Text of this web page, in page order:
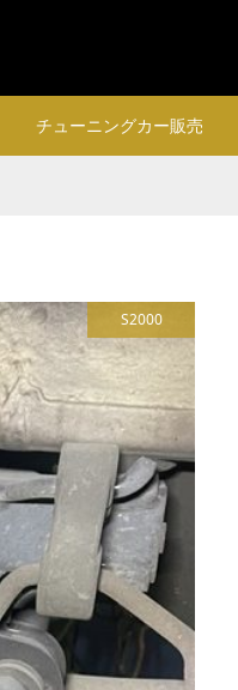
チューニングカー販売
S2000